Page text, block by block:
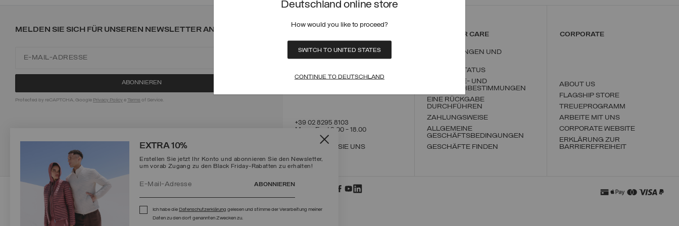
EXTRA 10%
Erstellen Sie jetzt Ihr Konto und abonnieren Sie den Newsletter,
um vorab Zugang zu den Black Friday-Rabatten zu erhalten!
ABONNIEREN
Ich habe dieDatenschutzerklärung gelesen und stimme der Verarbeitung meiner
Daten zu den dort genannten Zwecken zu.
Deutschland online store
How would you like to proceed?
SWITCH TO UNITED STATES
CONTINUE TO DEUTSCHLAND
MELDEN SIE SICH FÜR UNSEREN NEWSLETTER AN
Protected by reCAPTCHA, Google Privacy Policy eTerms of Service.
+39 02 8295 8103
Mon - Fre / 9.00 - 18.00
SCHREIBEN SIE UNS
CUSTOMER CARE
BESTELLUNGEN UND
BESTELLSTATUS
RÜCKGABE- UND
UMTAUSCHBESTIMMUNGEN
EINE RÜCKGABE
DURCHFÜHREN
ZAHLUNGSWEISE
ALLGEMEINE
GESCHÄFTSBEDINGUNGEN
GESCHÄFTE FINDEN
CORPORATE
ABOUT US
FLAGSHIP STORE
TREUEPROGRAMM
ARBEITE MIT UNS
CORPORATE WEBSITE
ERKLÄRUNG ZUR
BARRIEREFREIHEIT
2026 Manifattura Mario Colombo & C. Spa